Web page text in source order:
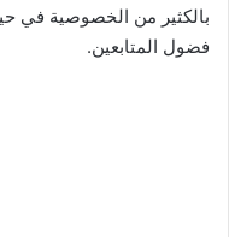
بالكثير من الخصوصية في
فضول المتابعين.